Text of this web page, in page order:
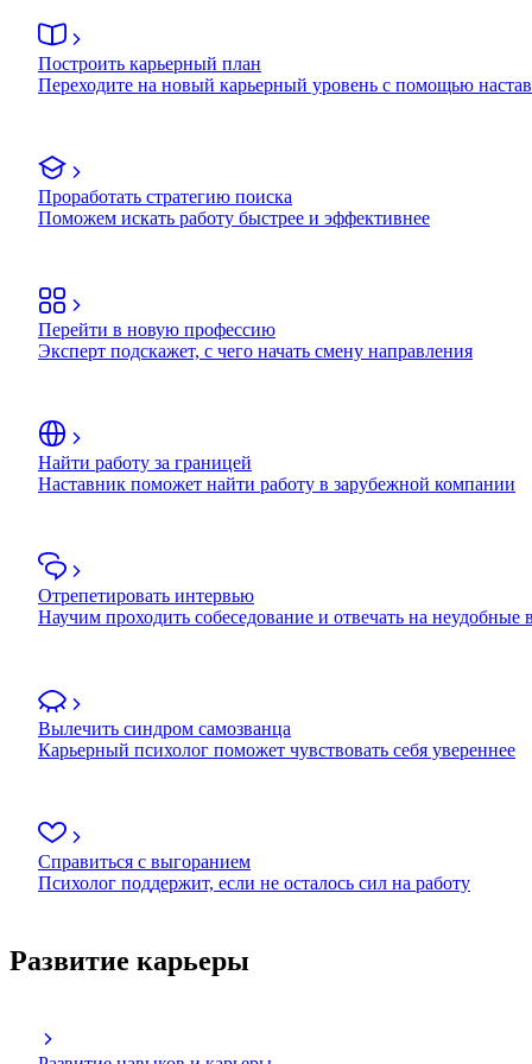
Построить карьерный план
Переходите на новый карьерный уровень с помощью
Проработать стратегию поиска
Поможем искать работу быстрее и эффективнее
Перейти в новую профессию
Эксперт подскажет, с чего начать смену направления
Найти работу за границей
Наставник поможет найти работу в зарубежной компании
Отрепетировать интервью
Научим проходить собеседование и отвечать на неудобные
Вылечить синдром самозванца
Карьерный психолог поможет чувствовать себя увереннее
Справиться с выгоранием
Психолог поддержит, если не осталось сил на работу
Развитие карьеры